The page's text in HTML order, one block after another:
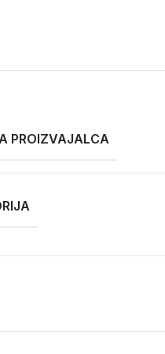
PROIZVAJALCA